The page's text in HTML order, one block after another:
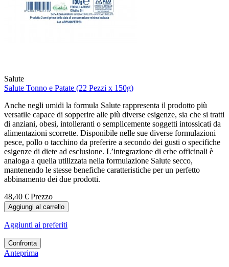
Salute
Salute Tonno e Patate (22 Pezzi x 150g)
Anche negli umidi la formula Salute rappresenta il prodotto più
versatile capace di sopperire alle più diverse esigenze, sia che si tratti
di anziani, obesi, intolleranti o semplicemente soggetti intossicati da
alimentazioni scorrette. Disponibile nelle sue diverse formulazioni
pesce, pollo o tacchino da preferire a secondo dei gusti o specifiche
esigenze di diete ad esclusione. L’integrazione di erbe officinali è
analoga a quella utilizzata nella formulazione Salute secco,
mantenendo le stesse benefiche caratteristiche per un perfetto
abbinamento dei due prodotti.
48,40 € Prezzo
Aggiungi al carrello
Aggiunti ai preferiti
Confronta
Anteprima